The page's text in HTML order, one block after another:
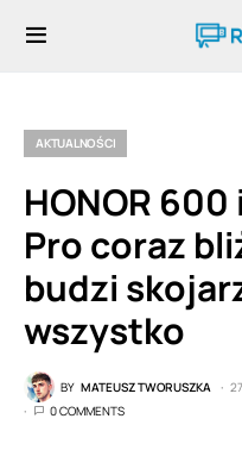
AKTUALNOŚCI
HONOR 600
Pro coraz
budzi
wszystko
BY MATEUSZ TWORUSZKA
0 COMMENTS